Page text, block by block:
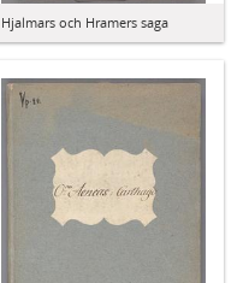
Hjalmars och Hramers saga